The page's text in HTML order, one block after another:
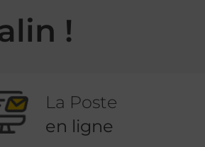
!
La Poste
en ligne